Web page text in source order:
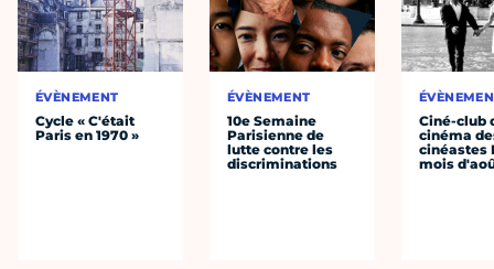
ÉVÈNEMENT
Cycle « C'était
Paris en 1970 »
ÉVÈNEMENT
10e Semaine
Parisienne de
lutte contre les
discriminations
Ciné-club
cinéma
cinéastes
mois